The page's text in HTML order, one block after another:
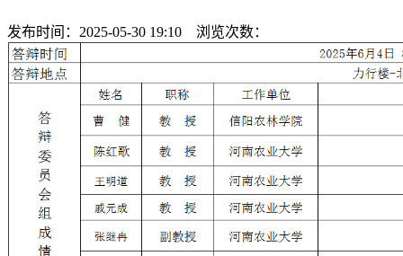
发布时间：2025-05-30 19:10 浏览次数：